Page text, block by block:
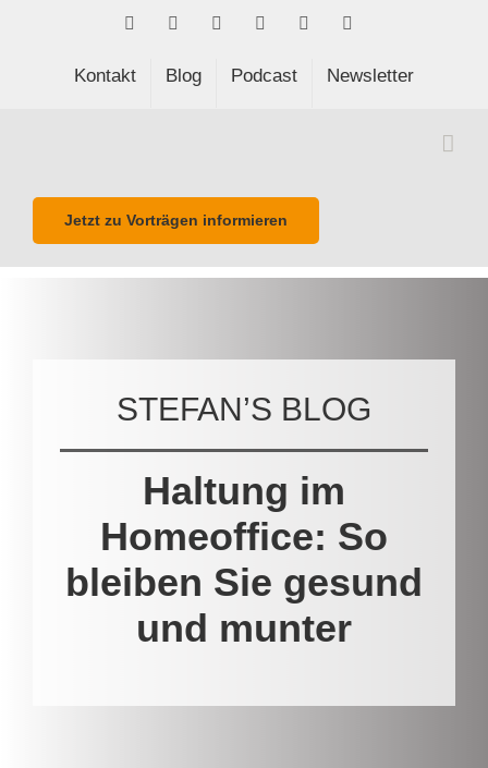
FacebookLinkedIn Spotify
Kontakt Blog Podcast Newsletter
Jetzt zu Vorträgen informieren
STEFAN’S BLOG
Haltung im
Homeoffice: So
bleiben Sie gesund
und munter